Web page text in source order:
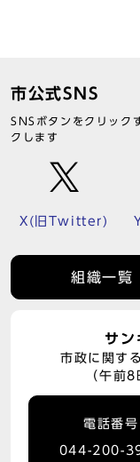
市公式SNS
SNSボタンをクリック
クします
X(旧Twitter)
組織一覧
サン
市政に関す
（午前
電話番号
044-200-